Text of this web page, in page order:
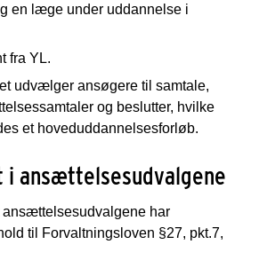
en læge under uddannelse i
fra YL.
udvælger ansøgere til samtale,
og beslutter, hvilke
et hoveduddannelsesforløb.
i ansættelsesudvalgene
ansættelsesudvalgene har
til Forvaltningsloven §27, pkt.7,